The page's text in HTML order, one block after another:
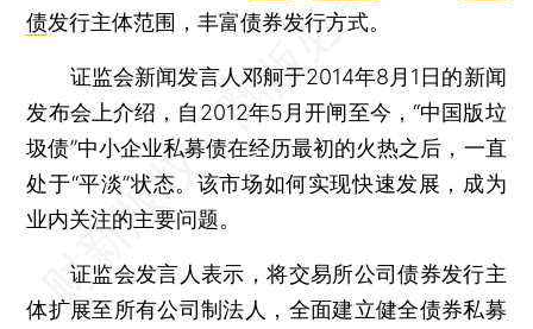
债发行主体范围，丰富债券发行方式。
证监会新闻发言人邓舸于2014年8月1日的新闻
发布会上介绍，自2012年5月开闸至今，“中国版垃
圾债”中小企业私募债在经历最初的火热之后，一直
处于“平淡”状态。该市场如何实现快速发展，成为
业内关注的主要问题。
证监会发言人表示，将交易所公司债券发行主
体扩展至所有公司制法人，全面建立健全债券私募